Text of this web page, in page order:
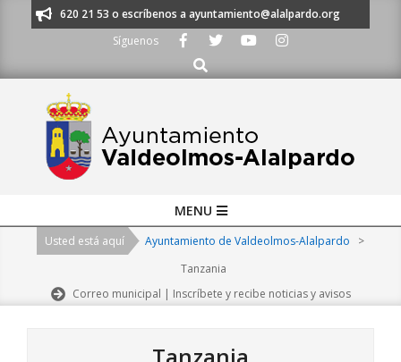
al 91 620 21 53 o escríbenos a ayuntamiento@alalpardo.org
Síguenos
Buscar
Navigation
MENU
Usted está aquí Ayuntamiento de Valdeolmos-Alalpardo
>
Tanzania
Correo municipal | Inscríbete y recibe noticias y avisos